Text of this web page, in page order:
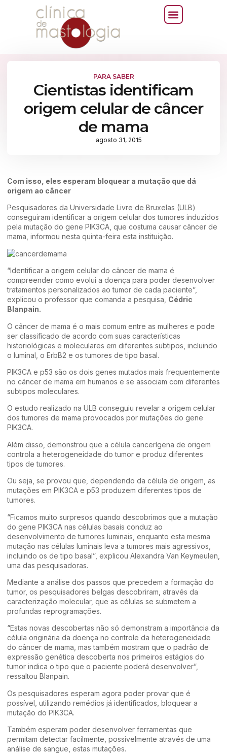
PARA SABER
Cientistas identificam
origem celular de câncer
de mama
agosto 31, 2015
Com isso, eles esperam bloquear a mutação que dá
origem ao câncer
Pesquisadores da Universidade Livre de Bruxelas (ULB)
conseguiram identificar a origem celular dos tumores induzidos
pela mutação do gene PIK3CA, que costuma causar câncer de
mama, informou nesta quinta-feira esta instituição.
“Identificar a origem celular do câncer de mama é
compreender como evolui a doença para poder desenvolver
tratamentos personalizados ao tumor de cada paciente”,
explicou o professor que comanda a pesquisa, Cédric
Blanpain.
O câncer de mama é o mais comum entre as mulheres e pode
ser classificado de acordo com suas características
historiológicas e moleculares em diferentes subtipos, incluindo
o luminal, o ErbB2 e os tumores de tipo basal.
PIK3CA e p53 são os dois genes mutados mais frequentemente
no câncer de mama em humanos e se associam com diferentes
subtipos moleculares.
O estudo realizado na ULB conseguiu revelar a origem celular
dos tumores de mama provocados por mutações do gene
PIK3CA.
Além disso, demonstrou que a célula cancerígena de origem
controla a heterogeneidade do tumor e produz diferentes
tipos de tumores.
Ou seja, se provou que, dependendo da célula de origem, as
mutações em PIK3CA e p53 produzem diferentes tipos de
tumores.
“Ficamos muito surpresos quando descobrimos que a mutação
do gene PIK3CA nas células basais conduz ao
desenvolvimento de tumores luminais, enquanto esta mesma
mutação nas células luminais leva a tumores mais agressivos,
incluindo os de tipo basal”, explicou Alexandra Van Keymeulen,
uma das pesquisadoras.
Mediante a análise dos passos que precedem a formação do
tumor, os pesquisadores belgas descobriram, através da
caracterização molecular, que as células se submetem a
profundas reprogramações.
“Estas novas descobertas não só demonstram a importância da
célula originária da doença no controle da heterogeneidade
do câncer de mama, mas também mostram que o padrão de
expressão genética descoberta nos primeiros estágios do
tumor indica o tipo que o paciente poderá desenvolver”,
ressaltou Blanpain.
Os pesquisadores esperam agora poder provar que é
possível, utilizando remédios já identificados, bloquear a
mutação do PIK3CA.
Também esperam poder desenvolver ferramentas que
permitam detectar facilmente, possivelmente através de uma
análise de sangue, estas mutações.